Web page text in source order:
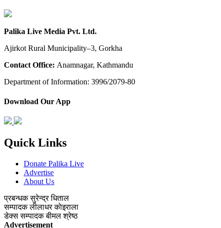
Palika Live Media Pvt. Ltd.
Ajirkot Rural Municipality–3, Gorkha
Contact Office: Anamnagar, Kathmandu
Department of Information: 3996/2079-80
Download Our App
Quick Links
Donate Palika Live
Advertise
About Us
प्रबन्धकसुरेन्द्र धिताल
सम्पादकलीलाधर काेइराला
डेक्स सम्पादकबीमल श्रेष्ठ
Advertisement